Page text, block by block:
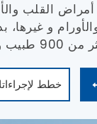
أمراض القلب
و غيرها،
وجراح.
خطط